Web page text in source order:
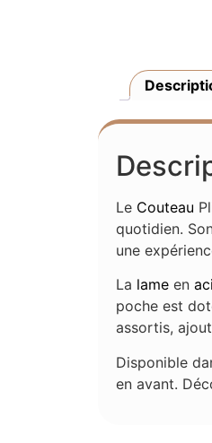
Le Couteau
quotidien.
une
La lame en
poche est
assortis,
Disponible
en avant.